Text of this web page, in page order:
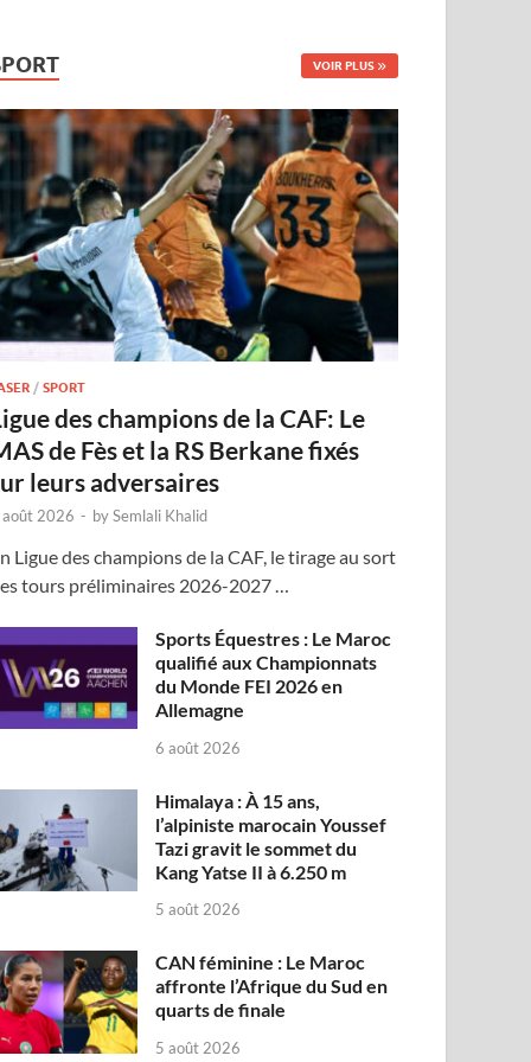
VOIR PLUS
/SPORT
des champions de la CAF: Le
de Fès et la RS Berkane fixés
leurs adversaires
2026 - bySemlali Khalid
Ligue des champions de la CAF, le tirage au sort
tours préliminaires 2026-2027 …
Sports Équestres : Le Maroc
qualifié aux Championnats
du Monde FEI 2026 en
Allemagne
6 août 2026
Himalaya : À 15 ans,
l’alpiniste marocain Youssef
Tazi gravit le sommet du
Kang Yatse II à 6.250 m
5 août 2026
CAN féminine : Le Maroc
affronte l’Afrique du Sud en
quarts de finale
5 août 2026